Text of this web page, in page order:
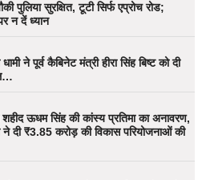
पुलिया सुरक्षित, टूटी सिर्फ एप्रोच रोड;
न दें ध्यान
ने पूर्व कैबिनेट मंत्री हीरा सिंह बिष्ट को दी
ऊधम सिंह की कांस्य प्रतिमा का अनावरण,
ने दी ₹3.85 करोड़ की विकास परियोजनाओं की